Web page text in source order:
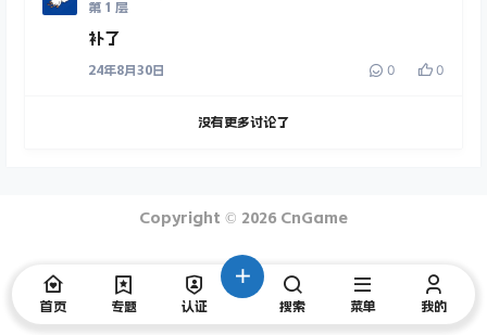
第 1 层
补了
24年8月30日 0 0
没有更多讨论了
Copyright © 2026 CnGame
首页 专题 认证 搜索 菜单 我的